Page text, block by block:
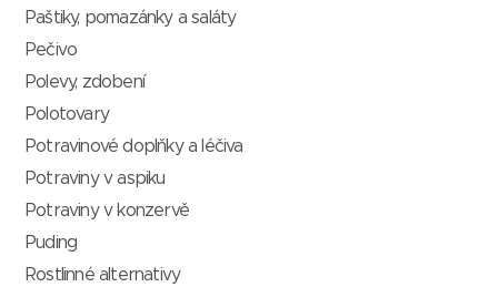
Paštiky, pomazánky a saláty
Pečivo
Polevy, zdobení
Polotovary
Potravinové doplňky a léčiva
Potraviny v aspiku
Potraviny v konzervě
Puding
Rostlinné alternativy